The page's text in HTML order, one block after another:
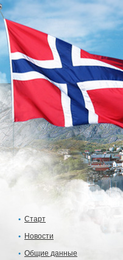
Старт
Новости
Общие данные